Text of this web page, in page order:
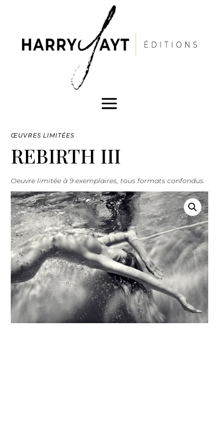
ŒUVRES LIMITÉES
REBIRTH III
Oeuvre limitée à 9 exemplaires, tous formats confondus.